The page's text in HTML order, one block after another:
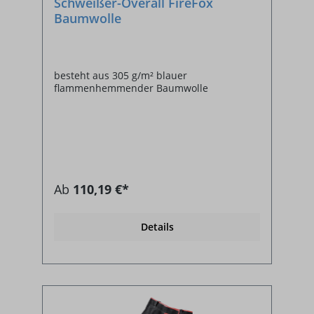
Baumwolle
besteht aus 305 g/m² blauer
flammenhemmender Baumwolle
Ab 110,19 €*
Details